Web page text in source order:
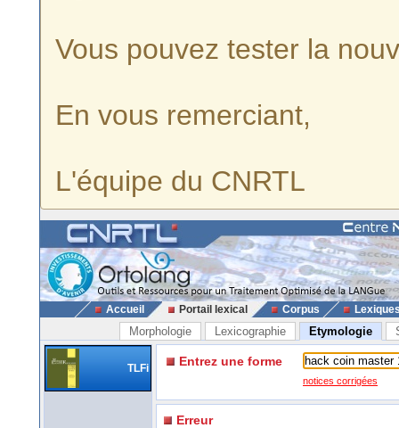
Vous pouvez tester la
En vous remerciant,
L'équipe du CNRTL
Accueil Portail lexical Corpus
Morphologie Lexicographie Etymologie
TLFi Entrez une forme
notices corrigées
Erreur